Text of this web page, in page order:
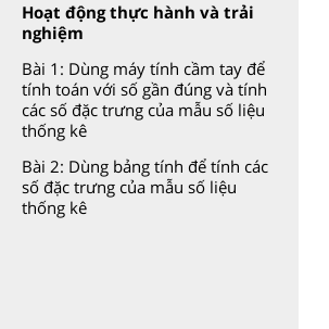
Hoạt động thực hành và trải
nghiệm
Bài 1: Dùng máy tính cầm tay để
tính toán với số gần đúng và tính
các số đặc trưng của mẫu số liệu
thống kê
Bài 2: Dùng bảng tính để tính các
số đặc trưng của mẫu số liệu
thống kê